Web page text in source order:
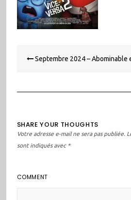
de Septembre 2024 – Abominable
SHARE YOUR THOUGHTS
Votre adresse e-mail ne sera pas publiée.
sont indiqués avec *
COMMENT